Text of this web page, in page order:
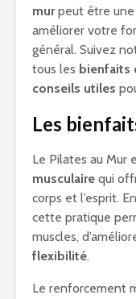
murpeut être une
améliorer votre
général. Suivez
tous les bienfaits
conseils utiles
Les
Le Pilates au Mur
musculaire qui
corps et l’esprit.
cette pratique
muscles,
flexibilité.
Le renforcement